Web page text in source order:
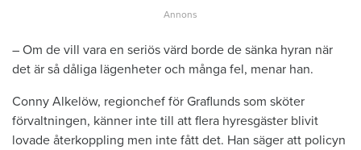
– Om de vill vara en seriös värd borde de sänka hyran när
det är så dåliga lägenheter och många fel, menar han.
Conny Alkelöw, regionchef för Graflunds som sköter
förvaltningen, känner inte till att flera hyresgäster blivit
lovade återkoppling men inte fått det. Han säger att policyn